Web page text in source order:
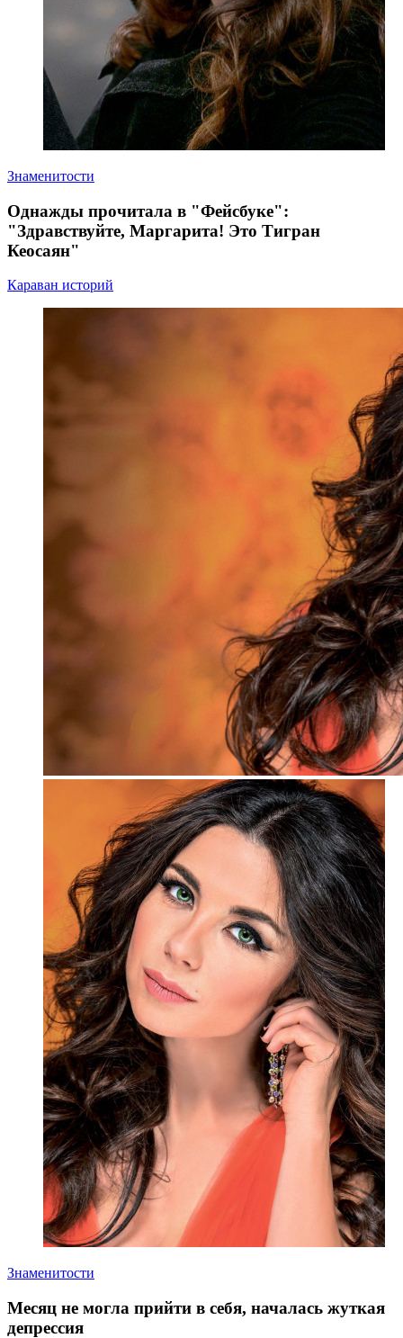
Знаменитости
Однажды прочитала в "Фейсбуке":
"Здравствуйте, Маргарита! Это Тигран
Кеосаян"
Караван историй
Знаменитости
Месяц не могла прийти в себя, началась жуткая
депрессия